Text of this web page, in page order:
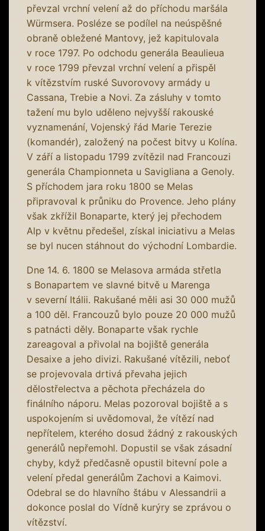
převzal vrchní velení až do příchodu maršála
Würmsera. Posléze se podílel na neúspěšné
obraně obležené Mantovy, jež kapitulovala
v roce 1797. Po odchodu generála Beaulieua
v roce 1799 převzal vrchní velení a přispěl
k vítězstvím ruské Suvorovovy armády u
Cassana, Trebie a Novi. Za zásluhy v tomto
tažení mu bylo uděleno nejvyšší rakouské
vyznamenání, Vojenský řád Marie Terezie
(komandér), založený na počest bitvy u Kolína.
V září a listopadu 1799 zvítězil nad Francouzi
generála Championneta u Savigliana a Genoly.
S příchodem jara roku 1800 se Melas
připravoval k průniku do Provence. Jeho plány
však zkřížil Bonaparte, který jej přechodem
Alp v květnu předešel, získal iniciativu a Melas
se byl nucen stáhnout do východní Lombardie.
Dne 14. 6. 1800 se Melasova armáda střetla
s Bonapartem ve slavné bitvě u Marenga
v severní Itálii. Rakušané měli asi 30 000 mužů
a 100 děl. Francouzů bylo pouze 20 000 mužů
s patnácti děly. Bonaparte však rychle
zareagoval a přivolal na bojiště generála
Desaixe a jeho divizi. Rakušané vítězili, neboť
se projevovala drtivá převaha jejich
dělostřelectva a pěchota přecházela do
finálního náporu. Melas pozoroval bojiště a s
uspokojením si uvědomoval, že vítězí nad
nepřítelem, kterého dosud žádný z rakouských
generálů nepřemohl. Dopustil se však zásadní
chyby, když předčasně opustil bitevní pole a
velení předal generálům Zachovi a Kaimovi.
Odebral se do hlavního štábu v Alessandrii a
dokonce poslal do Vídně kurýry se zprávou o
vítězství.